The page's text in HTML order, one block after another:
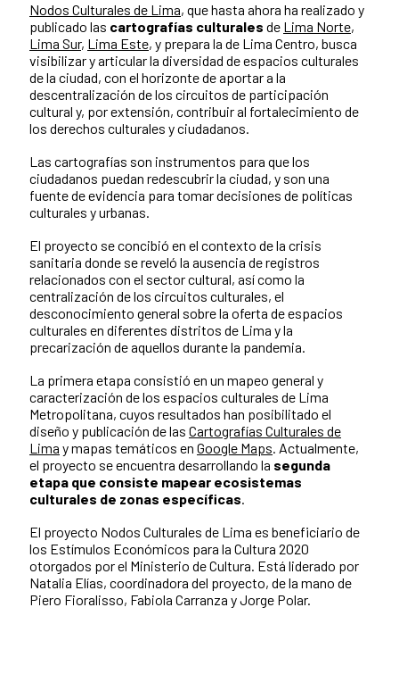
Nodos Culturales de Lima, que hasta ahora ha realizado y
publicado las cartografías culturales de Lima Norte,
Lima Sur, Lima Este, y prepara la de Lima Centro, busca
visibilizar y articular la diversidad de espacios culturales
de la ciudad, con el horizonte de aportar a la
descentralización de los circuitos de participación
cultural y, por extensión, contribuir al fortalecimiento de
los derechos culturales y ciudadanos.
Las cartografías son instrumentos para que los
ciudadanos puedan redescubrir la ciudad, y son una
fuente de evidencia para tomar decisiones de políticas
culturales y urbanas.
El proyecto se concibió en el contexto de la crisis
sanitaria donde se reveló la ausencia de registros
relacionados con el sector cultural, así como la
centralización de los circuitos culturales, el
desconocimiento general sobre la oferta de espacios
culturales en diferentes distritos de Lima y la
precarización de aquellos durante la pandemia.
La primera etapa consistió en un mapeo general y
caracterización de los espacios culturales de Lima
Metropolitana, cuyos resultados han posibilitado el
diseño y publicación de las Cartografías Culturales de
Lima y mapas temáticos en Google Maps. Actualmente,
el proyecto se encuentra desarrollando la segunda
etapa que consiste mapear ecosistemas
culturales de zonas específicas.
El proyecto Nodos Culturales de Lima es beneficiario de
los Estímulos Económicos para la Cultura 2020
otorgados por el Ministerio de Cultura. Está liderado por
Natalia Elías, coordinadora del proyecto, de la mano de
Piero Fioralisso, Fabiola Carranza y Jorge Polar.